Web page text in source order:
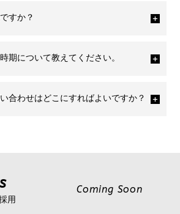
すか？
期について教えてください。
合わせはどこにすればよいですか？
用
Coming Soon